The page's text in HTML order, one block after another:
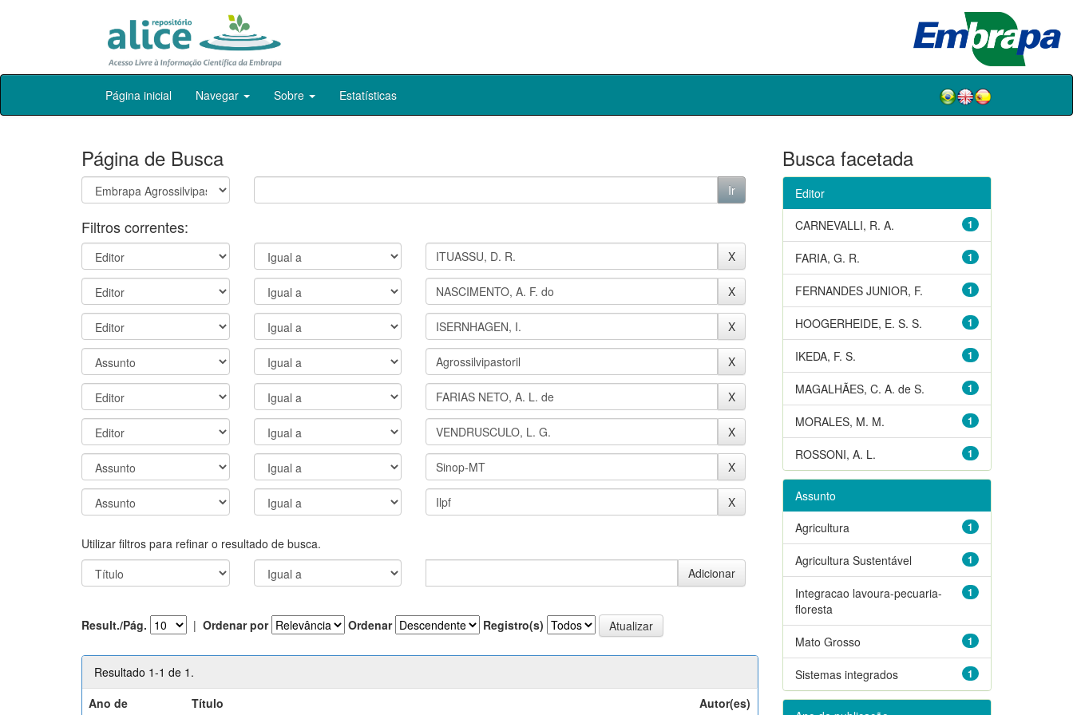
Skip
Página inicial Navegar Sobre Estatísticas
Página de Busca
Filtros correntes:
Utilizar filtros para refinar o resultado de busca.
Result./Pág. | Ordenar por Ordenar Registro(s)
Resultado 1-1 de 1.
Ano de
Título Autor(es)
Busca facetada
Editor
1
CARNEVALLI, R. A.
1
FARIA, G. R.
1
FERNANDES JUNIOR, F.
1
HOOGERHEIDE, E. S. S.
1
IKEDA, F. S.
1
MAGALHÃES, C. A. de S.
1
MORALES, M. M.
1
ROSSONI, A. L.
Assunto
1
Agricultura
1
Agricultura Sustentável
1
Integracao lavoura-pecuaria-
floresta
1
Mato Grosso
1
Sistemas integrados